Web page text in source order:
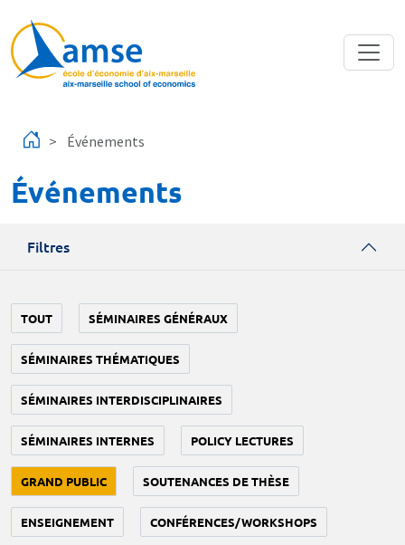
Événements
Événements
Filtres
TOUT SÉMINAIRES GÉNÉRAUX
SÉMINAIRES THÉMATIQUES
SÉMINAIRES INTERDISCIPLINAIRES
SÉMINAIRES INTERNES POLICY LECTURES
GRAND PUBLIC SOUTENANCES DE THÈSE
ENSEIGNEMENT CONFÉRENCES/WORKSHOPS